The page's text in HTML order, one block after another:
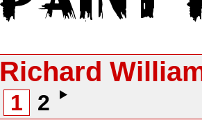
Richard
1 2